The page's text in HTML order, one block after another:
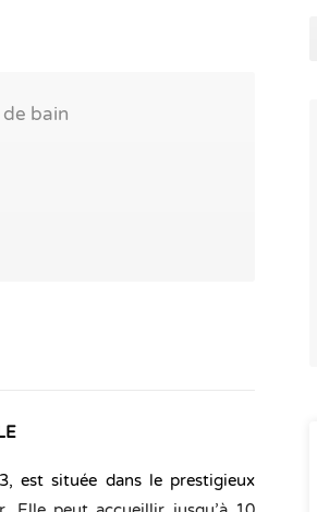
de bain
est située dans le prestigieux